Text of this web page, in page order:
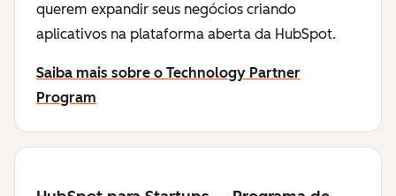
querem expandir seus negócios criando
aplicativos na plataforma aberta da HubSpot.
Saiba mais sobre o Technology Partner
Program